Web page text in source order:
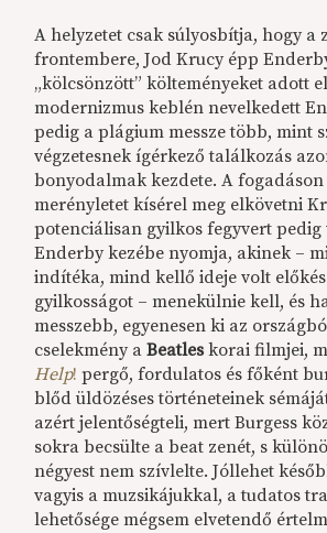
A helyzetet csak súlyosbítja, hogy a
frontembere, Jod Krucy épp
„kölcsönzött” költeményeket adott
modernizmus keblén nevelkedett
pedig a plágium messze több, mint
végzetesnek ígérkező találkozás
bonyodalmak kezdete. A
merényletet kísérel meg elkövetni
potenciálisan gyilkos fegyvert
Enderby kezébe nyomja, akinek –
indítéka, mind kellő ideje volt
gyilkosságot – menekülnie kell, és
messzebb, egyenesen ki az
cselekmény aBeatleskorai filmjei,
Help! pergő, fordulatos és főként
blőd üldözéses történeteinek
azért jelentőségteli, mert Burgess
sokra becsülte a beat zenét, s
négyest nem szívlelte. Jóllehet
vagyis a muzsikájukkal, a tudatos
lehetősége mégsem elvetendő